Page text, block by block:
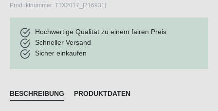
Produktnummer: TTX2017_[216931]
Hochwertige Qualität zu einem fairen Preis
Schneller Versand
Sicher einkaufen
BESCHREIBUNG PRODUKTDATEN